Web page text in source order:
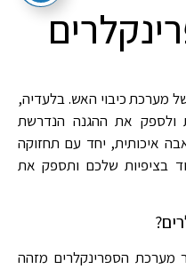
מערכת כיבוי האש. בלעדיה,
ולספק את ההגנה הנדרשת
איכותית, יחד עם תחזוקה
בציפיות שלכם ותספק את
הספרינקלרים מזהה